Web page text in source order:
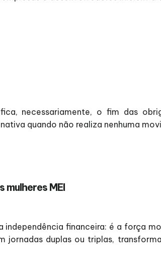
necessariamente, o fim das
quando não realiza nenhuma
MEI
financeira: é a força
jornadas duplas ou triplas,